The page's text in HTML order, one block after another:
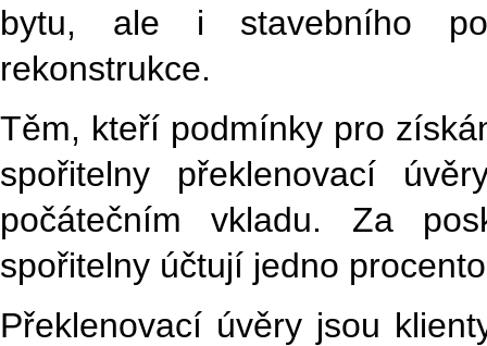
bytu, ale i stavebního
rekonstrukce.
Těm, kteří podmínky pro
spořitelny překlenovací
počátečním vkladu. Za
spořitelny účtují jedno
Překlenovací úvěry jsou